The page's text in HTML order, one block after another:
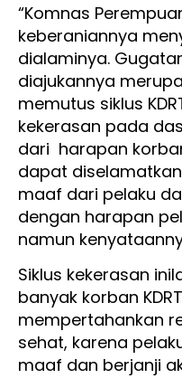
“Komnas
keberaniannya
dialaminya.
diajukannya
memutus siklus
kekerasan pada
dari harapan
dapat
maaf dari pelaku
dengan harapan
namun
Siklus kekerasan
banyak korban
mempertahankan
sehat, karena
maaf dan berjanji